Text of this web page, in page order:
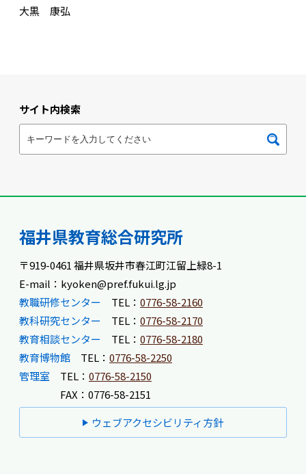
大黒 康弘
サイト内検索
福井県教育総合研究所
〒919-0461 福井県坂井市春江町江留上緑8-1
E-mail：kyoken@pref.fukui.lg.jp
教職研修センター
TEL： 0776-58-2160
教科研究センター
TEL： 0776-58-2170
教育相談センター
TEL： 0776-58-2180
教育博物館
TEL： 0776-58-2250
管理室
TEL： 0776-58-2150
FAX：0776-58-2151
ウェブアクセシビリティ方針